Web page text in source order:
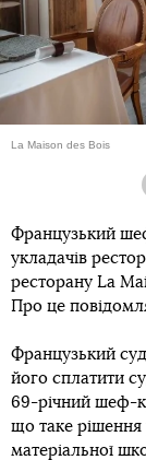
La Maison des Bois
Французький
укладачів
ресторану La
Про це
Французький
його сплатити
69-річний шеф-
що таке рішення
матеріальної